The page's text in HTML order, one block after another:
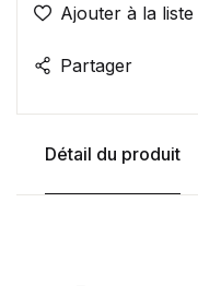
Ajouter à la
Partager
Détail du produit